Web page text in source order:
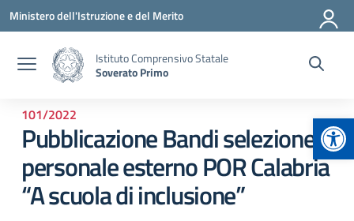
Vai ai contenuti
Vai al menu di navigazione
Vai al footer
Ministero dell'Istruzione e del Merito
Istituto Comprensivo Statale
Soverato Primo
101/2022
Pubblicazione Bandi selezione
personale esterno POR Calabria
“A scuola di inclusione”